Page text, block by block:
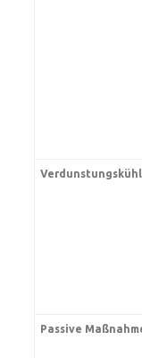
Passive